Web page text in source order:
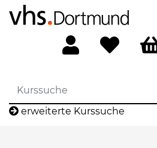
erweiterte Kurssuche